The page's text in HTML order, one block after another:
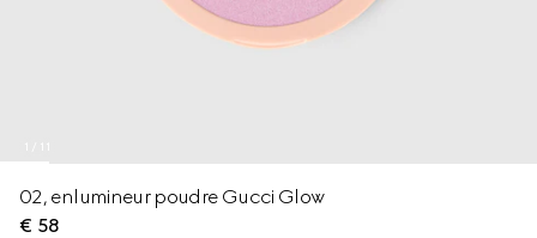
02, enlumineur poudre Gucci Glow
€ 58